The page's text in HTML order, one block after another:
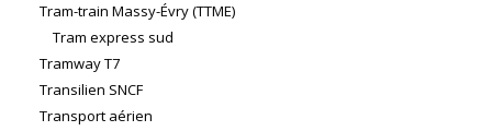
Tram-train Massy-Évry (TTME)
Tram express sud
Tramway T7
Transilien SNCF
Transport aérien